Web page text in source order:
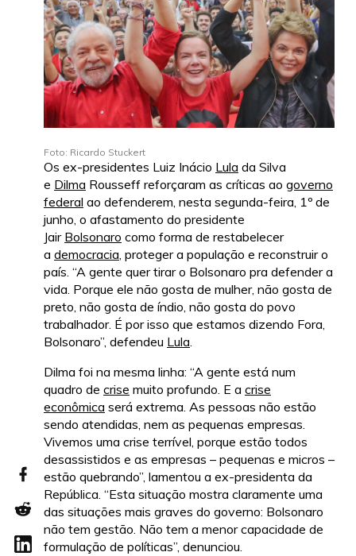
Foto: Ricardo Stuckert
Os ex-presidentes Luiz Inácio Lula da Silva
e Dilma Rousseff reforçaram as críticas ao governo
federal ao defenderem, nesta segunda-feira, 1º de
junho, o afastamento do presidente
Jair Bolsonaro como forma de restabelecer
a democracia, proteger a população e reconstruir o
país. “A gente quer tirar o Bolsonaro pra defender a
vida. Porque ele não gosta de mulher, não gosta de
preto, não gosta de índio, não gosta do povo
trabalhador. É por isso que estamos dizendo Fora,
Bolsonaro”, defendeu Lula.
Dilma foi na mesma linha: “A gente está num
quadro de crise muito profundo. E a crise
econômica será extrema. As pessoas não estão
sendo atendidas, nem as pequenas empresas.
Vivemos uma crise terrível, porque estão todos
desassistidos e as empresas – pequenas e micros –
estão quebrando”, lamentou a ex-presidenta da
República. “Esta situação mostra claramente uma
das situações mais graves do governo: Bolsonaro
não tem gestão. Não tem a menor capacidade de
formulação de políticas”, denunciou.